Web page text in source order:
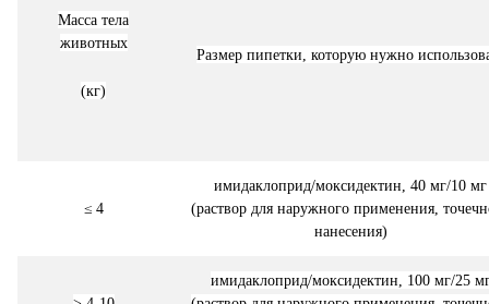
Масса тела
животных
(кг)
Размер пипетки, которую нужно
≤ 4
имидаклоприд/моксидектин, 40 мг/10 мг
(раствор для наружного применения,
нанесения)
имидаклоприд/моксидектин, 100 мг/25